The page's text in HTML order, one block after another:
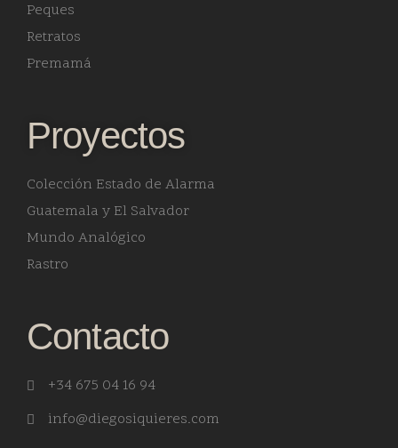
Peques
Retratos
Premamá
Proyectos
Colección Estado de Alarma
Guatemala y El Salvador
Mundo Analógico
Rastro
Contacto
+34 675 04 16 94
info@diegosiquieres.com